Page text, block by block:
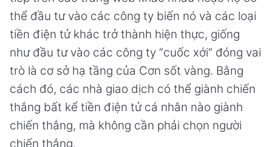
thể đầu tư vào các công ty biến nó và các loại
tiền điện tử khác trở thành hiện thực, giống
như đầu tư vào các công ty “cuốc xới” đóng vai
trò là cơ sở hạ tầng của Cơn sốt vàng. Bằng
cách đó, các nhà giao dịch có thể giành chiến
thắng bất kể tiền điện tử cá nhân nào giành
chiến thắng, mà không cần phải chọn người
chiến thắng.